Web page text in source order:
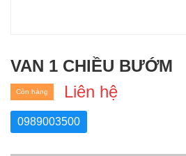
VAN 1 CHIỀU BƯỚM
Liên hệ
Còn hàng
0989003500